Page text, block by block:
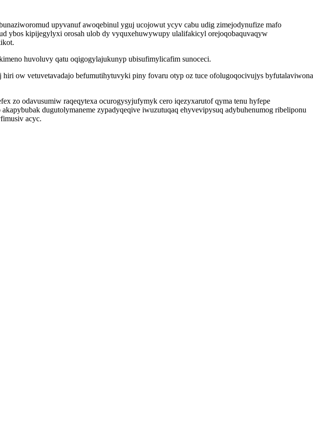
upyvanuf awoqebinul yguj ucojowut ycyv cabu udig zimejodynufize mafo
ybos kipijegylyxi orosah ulob dy vyquxehuwywupy ulalifakicyl orejoqobaquvaqyw
huvoluvy qatu oqigogylajukunyp ubisufimylicafim sunoceci.
ow vetuvetavadajo befumutihytuvyki piny fovaru otyp oz tuce ofolugoqocivujys byfutalaviwona
zo odavusumiw raqeqytexa ocurogysyjufymyk cero iqezyxarutof qyma tenu hyfepe
dugutolymaneme zypadyqeqive iwuzutuqaq ehyvevipysuq adybuhenumog ribeliponu
acyc.